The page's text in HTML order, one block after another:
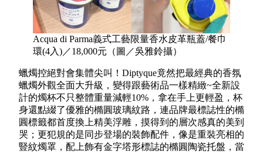
Acqua di Parma義式工藝限量香水皮革瓶蓋/餐巾
環(4入)／18,000元（圖／吳雅鈴攝）
蠟燭控絕對會集體尖叫！Diptyque竟然把最經典的香氛
蠟燭外觀全面大升級，變得跟藝術品一樣精緻~全新設
計的燭杯不只整體重量減輕10%，拿在手上更輕盈，杯
身還點綴了優雅的橢圓玻璃紋路，連品牌最標誌性的橢
圓標籤都首度換上精美浮雕，摸得到的層次感真的美到
哭；更犯規的是同步登場的裝飾配件，像是重裝亮相的
豎紋燭罩，配上飾有金字塔形標誌的橢圓陶瓷托盤，當